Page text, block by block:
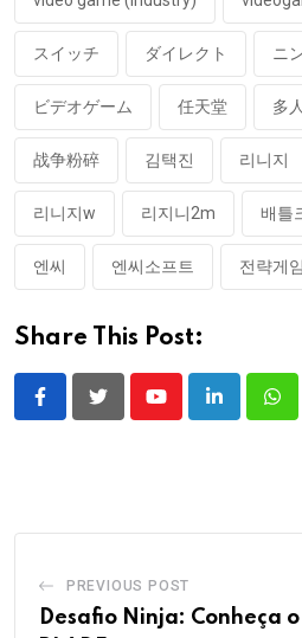
スイッチ ダイレクト ニ
ビデオゲーム 任天堂 多
战争粉碎 김택진 리니지
리니지w 리지니2m 배틀
엔씨 엔씨소프트 전략게임
Share This Post:
YoutubeLinkedIn
PREVIOUS POST
Desafio Ninja: Conheça